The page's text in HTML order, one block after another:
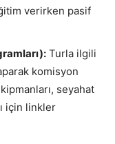
verirken pasif
Turla ilgili
komisyon
seyahat
için linkler